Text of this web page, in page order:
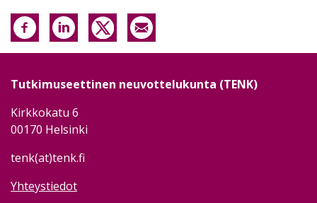
Tutkimuseettinen neuvottelukunta (TENK)
Kirkkokatu 6
00170 Helsinki
tenk(at)tenk.fi
Yhteystiedot